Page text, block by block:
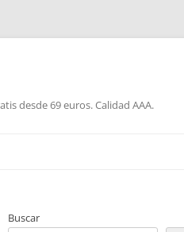
desde 69 euros. Calidad AAA.
Buscar